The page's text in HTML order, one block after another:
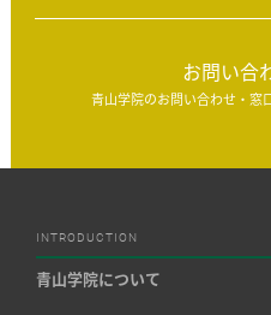
お問い合
青山学院のお問い合わせ・窓
INTRODUCTION
青山学院について